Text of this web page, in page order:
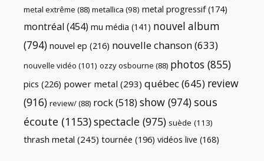
metal extrême (88) metallica (98) metal progressif(174)
montréal (454) mu média (141) nouvel album
(794) nouvel ep (216) nouvelle chanson(633)
nouvelle vidéo (101) ozzy osbourne (88) photos (855)
pics (226) power metal (293) québec(645) review
(916) review/(88) rock(518) show (974) sous
écoute (1153)spectacle (975) suède (113)
thrash metal (245) tournée (196) vidéos live (168)